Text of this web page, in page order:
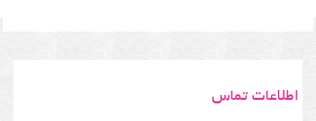
اطلاعات تماس